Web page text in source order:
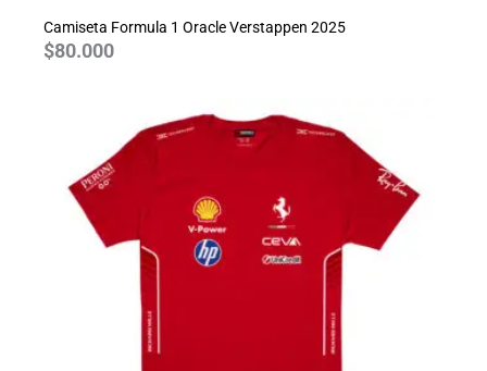
Camiseta Formula 1 Oracle Verstappen 2025
$80.000